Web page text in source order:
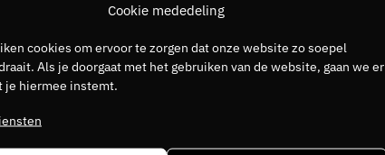
Cookie mededeling
cookies om ervoor te zorgen dat onze website zo soepel
Als je doorgaat met het gebruiken van de website, gaan we er
je hiermee instemt.